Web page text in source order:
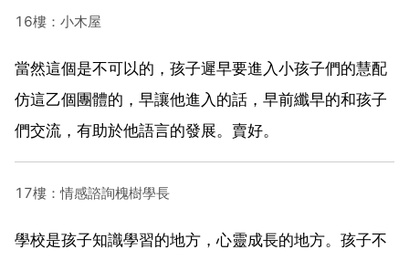
16樓：小木屋
當然這個是不可以的，孩子遲早要進入小孩子們的慧配
仿這乙個團體的，早讓他進入的話，早前纖早的和孩子
們交流，有助於他語言的發展。賣好。
17樓：情感諮詢槐樹學長
學校是孩子知識學習的地方，心靈成長的地方。孩子不